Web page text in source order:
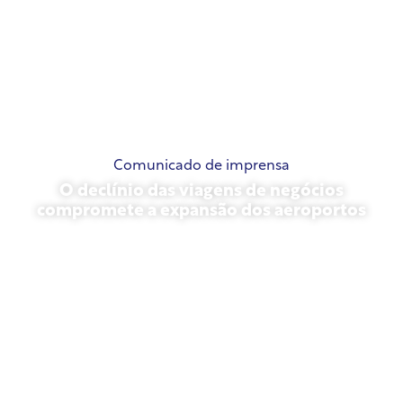
Comunicado de imprensa
O declínio das viagens de negócios
compromete a expansão dos aeroportos